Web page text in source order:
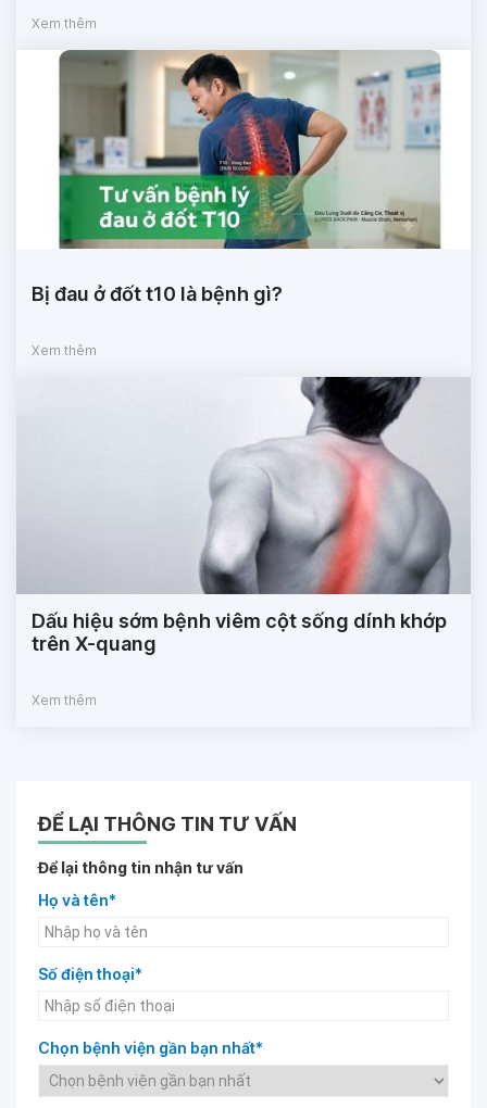
Xem thêm
Bị đau ở đốt t10 là bệnh gì?
Xem thêm
Dấu hiệu sớm bệnh viêm cột sống dính khớp
trên X-quang
Xem thêm
ĐỂ LẠI THÔNG TIN TƯ VẤN
Để lại thông tin nhận tư vấn
Họ và tên*
Số điện thoại*
Chọn bệnh viện gần bạn nhất*